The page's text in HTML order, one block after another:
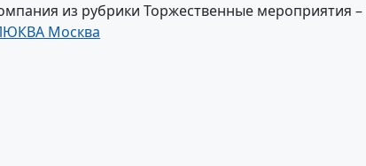
из рубрики Торжественные мероприятия
Москва